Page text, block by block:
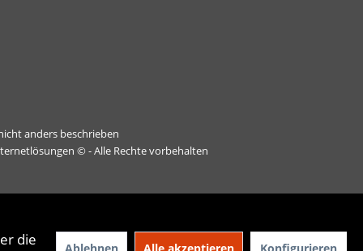
anders beschrieben
© - Alle Rechte vorbehalten
die